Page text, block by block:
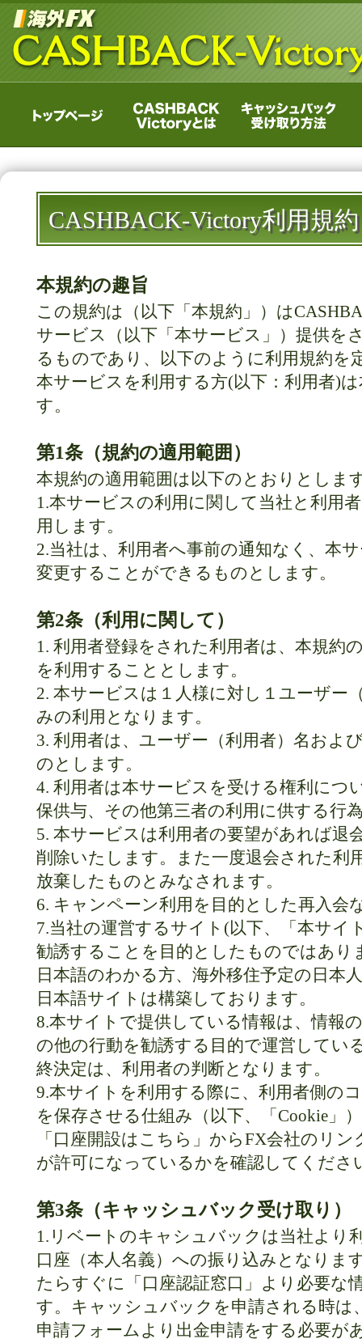
CASHBACK-Victory利用規約
本規約の趣旨
この規約は（以下「本規約」）は
サービス（以下「本サービス」）提供を
るものであり、以下のように利用規約を
本サービスを利用する方(以下：利用者)
す。
第1条（規約の適用範囲）
本規約の適用範囲は以下のとおりとしま
1.本サービスの利用に関して当社と利用
用します。
2.当社は、利用者へ事前の通知なく、本
変更することができるものとします。
第2条（利用に関して）
1. 利用者登録をされた利用者は、本規約
を利用することとします。
2. 本サービスは１人様に対し１ユーザ
みの利用となります。
3. 利用者は、ユーザー（利用者）名およ
のとします。
4. 利用者は本サービスを受ける権利につ
保供与、その他第三者の利用に供する行
5. 本サービスは利用者の要望があれば退
削除いたします。また一度退会された利
放棄したものとみなされます。
6. キャンペーン利用を目的とした再入会
7.当社の運営するサイト(以下、「本サイ
勧誘することを目的としたものではあり
日本語のわかる方、海外移住予定の日本
日本語サイトは構築しております。
8.本サイトで提供している情報は、情報
の他の行動を勧誘する目的で運営してい
終決定は、利用者の判断となります。
9.本サイトを利用する際に、利用者側の
を保存させる仕組み（以下、「Cookie」
「口座開設はこちら」からFX会社のリ
が許可になっているかを確認してくださ
第3条（キャッシュバック受け取り）
1.リベートのキャシュバックは当社より
口座（本人名義）への振り込みとなりま
たらすぐに「口座認証窓口」より必要な
す。キャッシュバックを申請される時
申請フォームより出金申請をする必要が